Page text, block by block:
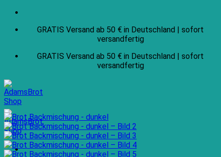
Zum
springen
GRATIS Versand ab 50 € in Deutschland | sofort
versandfertig
GRATIS Versand ab 50 € in Deutschland | sofort
versandfertig